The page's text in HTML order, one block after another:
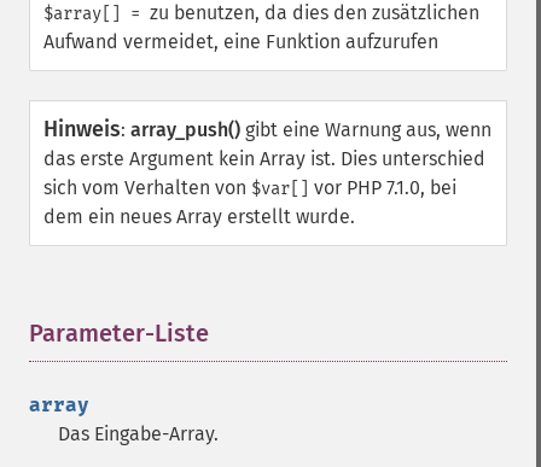
$array[] = zu benutzen, da dies den zusätzlichen
Aufwand vermeidet, eine Funktion aufzurufen
Hinweis: array_push() gibt eine Warnung aus, wenn
das erste Argument kein Array ist. Dies unterschied
sich vom Verhalten von $var[]
vor PHP 7.1.0, bei
dem ein neues Array erstellt wurde.
Parameter-Liste
array
Das Eingabe-Array.